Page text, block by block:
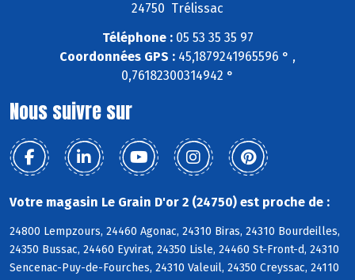
24750 Trélissac
Téléphone :05 53 35 35 97
Coordonnées GPS : 45,1879241965596 ° ,
0,76182300314942 °
Nous suivre sur
Votre magasin Le Grain D'or 2 (24750) est proche de :
24800 Lempzours, 24460 Agonac, 24310 Biras, 24310 Bourdeilles,
24350 Bussac, 24460 Eyvirat, 24350 Lisle, 24460 St-Front-d, 24310
Sencenac-Puy-de-Fourches, 24310 Valeuil, 24350 Creyssac, 24110